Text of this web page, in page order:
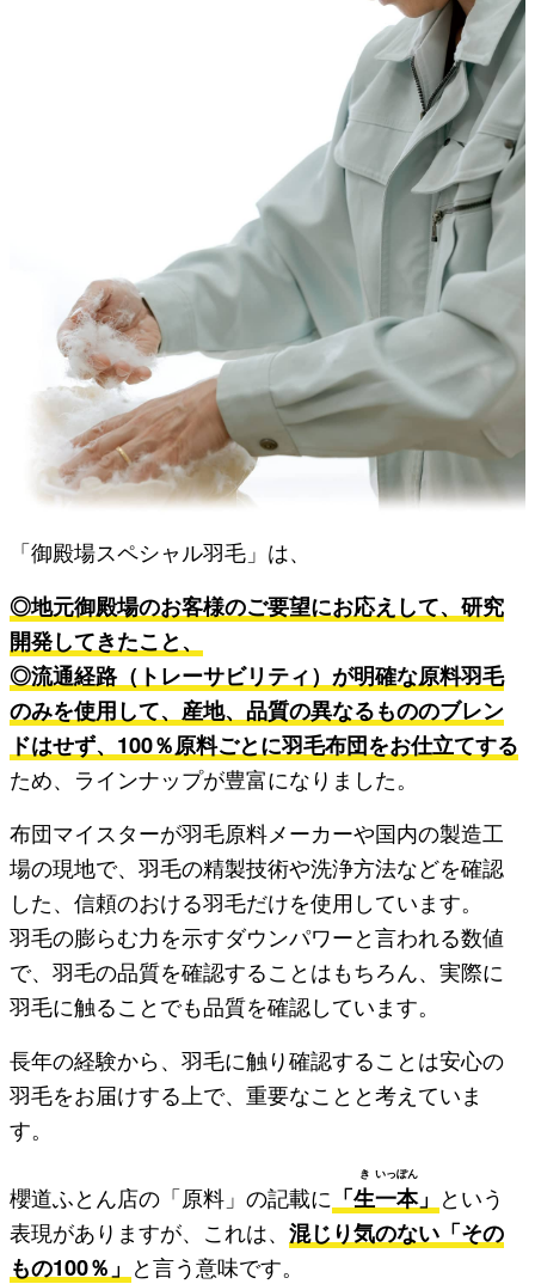
「御殿場スペシャル羽毛」は、
◎地元御殿場のお客様のご要望にお応えして、研究
開発してきたこと、
◎流通経路（トレーサビリティ）が明確な原料羽毛
のみを使用して、産地、品質の異なるもののブレン
ドはせず、100％原料ごとに羽毛布団をお仕立てする
ため、ラインナップが豊富になりました。
布団マイスターが羽毛原料メーカーや国内の製造工
場の現地で、羽毛の精製技術や洗浄方法などを確認
した、信頼のおける羽毛だけを使用しています。
羽毛の膨らむ力を示すダウンパワーと言われる数値
で、羽毛の品質を確認することはもちろん、実際に
羽毛に触ることでも品質を確認しています。
長年の経験から、羽毛に触り確認することは安心の
羽毛をお届けする上で、重要なことと考えていま
す。
櫻道ふとん店の「原料」の記載に 「生
き
一
いっ
本
ぽん
」 という
表現がありますが、これは、混じり気のない「その
もの100％」 と言う意味です。